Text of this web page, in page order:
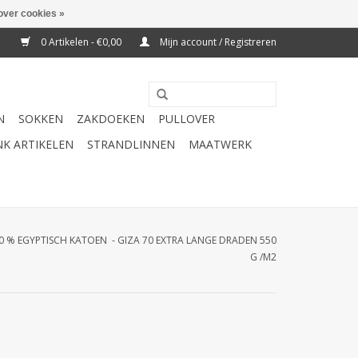
0 Artikelen - €0,00 Mijn account / Registreren
SOKKEN ZAKDOEKEN
PULLOVER
ARTIKELEN STRANDLINNEN
MAATWERK
EGYPTISCH KATOEN - GIZA 70 EXTRA LANGE DRADEN 550
G /M2
cookies »